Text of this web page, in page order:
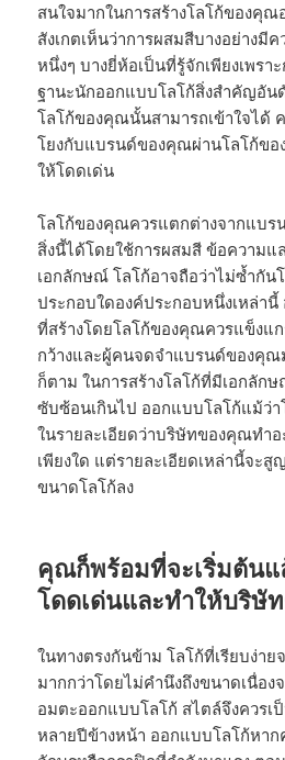
สนใจมากในการสร้างโลโก้ของคุ
สังเกตเห็นว่าการผสมสีบางอย่างมี
หนึ่งๆ บางยี่ห้อเป็นที่รู้จักเพียงเพรา
ฐานะนักออกแบบโลโก้สิ่งสำคัญอั
โลโก้ของคุณนั้นสามารถเข้าใจได้
โยงกับแบรนด์ของคุณผ่านโลโก้ข
ให้โดดเด่น
โลโก้ของคุณควรแตกต่างจากแบ
สิ่งนี้ได้โดยใช้การผสมสี ข้อความแ
เอกลักษณ์ โลโก้อาจถือว่าไม่ซ้ำกั
ประกอบใดองค์ประกอบหนึ่งเหล่านี้
ที่สร้างโดยโลโก้ของคุณควรแข็งแ
กว้างและผู้คนจดจำแบรนด์ของคุณ
ก็ตาม ในการสร้างโลโก้ที่มีเอกลัก
ซับซ้อนเกินไป ออกแบบโลโก้แม้ว่า
ในรายละเอียดว่าบริษัทของคุณทำ
เพียงใด แต่รายละเอียดเหล่านี้จะ
ขนาดโลโก้ลง
คุณก็พร้อมที่จะเริ่มต้นแ
โดดเด่นและทำให้บริษั
ในทางตรงกันข้าม โลโก้ที่เรียบง่าย
มากกว่าโดยไม่คำนึงถึงขนาดเนื่อง
อมตะออกแบบโลโก้ สไตล์จึงควรเ
หลายปีข้างหน้า ออกแบบโลโก้หา